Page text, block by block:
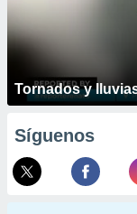
Tornados y
Síguenos